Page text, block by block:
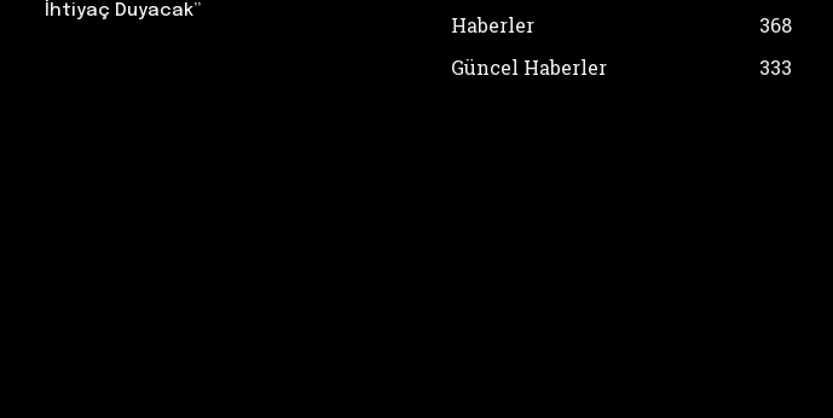
İhtiyaç Duyacak”
Haberler
368
Güncel Haberler
333